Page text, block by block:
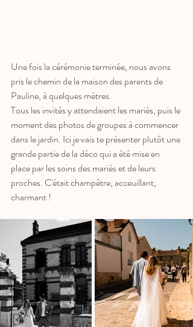
Une fois la cérémonie terminée, nous avons
pris le chemin de la maison des parents de
Pauline, à quelques mètres.
Tous les invités y attendaient les mariés, puis le
moment des photos de groupes à commencer
dans le jardin. Ici je vais te présenter plutôt une
grande partie de la déco qui a été mise en
place par les soins des mariés et de leurs
proches. C'était champêtre, acceuillant,
charmant !